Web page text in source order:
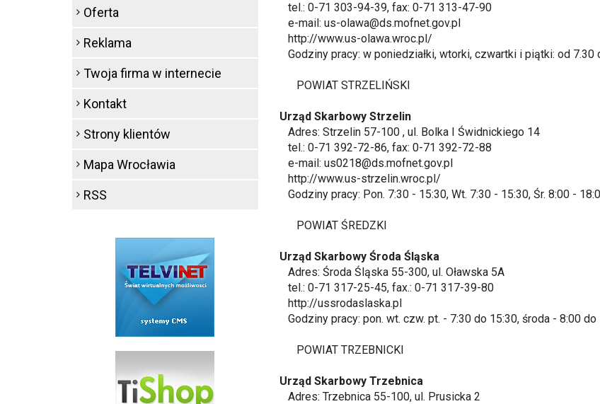
tel.: 0-71 303-94-39, fax: 0-71 313-47-90
e-mail: us-olawa@ds.mofnet.gov.pl
http://www.us-olawa.wroc.pl/
Godziny pracy: w poniedziałki, wtorki, czwartki i piątki: od 7.30
POWIAT STRZELIŃSKI
Urząd Skarbowy Strzelin
Adres: Strzelin 57-100 , ul. Bolka I Świdnickiego 14
tel.: 0-71 392-72-86, fax: 0-71 392-72-88
e-mail: us0218@ds.mofnet.gov.pl
http://www.us-strzelin.wroc.pl/
Godziny pracy: Pon. 7:30 - 15:30, Wt. 7:30 - 15:30, Śr. 8:00 -
POWIAT ŚREDZKI
Urząd Skarbowy Środa Śląska
Adres: Środa Śląska 55-300, ul. Oławska 5A
tel.: 0-71 317-25-45, fax.: 0-71 317-39-80
http://ussrodaslaska.pl
Godziny pracy: pon. wt. czw. pt. - 7:30 do 15:30, środa - 8:00 do
POWIAT TRZEBNICKI
Urząd Skarbowy Trzebnica
Adres: Trzebnica 55-100, ul. Prusicka 2
Oferta
Reklama
Twoja firma w internecie
Kontakt
Strony klientów
Mapa Wrocławia
RSS